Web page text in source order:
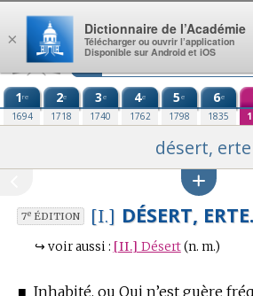
Aller au contenu
1re
1694
2e
1718
3e
1740
4e
1762
5e
1798
6e
1835
désert, erte
7eÉDITION [I.] DÉSERT, ERTE.
↪ voir aussi : [II.] Désert (n. m.)
■ Inhabité, ou Qui n’est guère
×
Dictionnaire de l’Académie
Télécharger ou ouvrir l’application
Disponible sur Android et iOS